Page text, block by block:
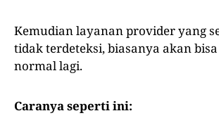
Kemudian layanan provider yang
tidak terdeteksi, biasanya akan
normal lagi.
Caranya seperti ini: